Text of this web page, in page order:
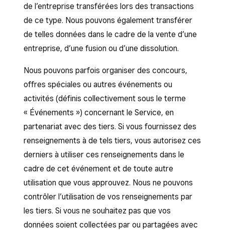
de l’entreprise transférées lors des transactions
de ce type. Nous pouvons également transférer
de telles données dans le cadre de la vente d’une
entreprise, d’une fusion ou d’une dissolution.
Nous pouvons parfois organiser des concours,
offres spéciales ou autres événements ou
activités (définis collectivement sous le terme
« Événements ») concernant le Service, en
partenariat avec des tiers. Si vous fournissez des
renseignements à de tels tiers, vous autorisez ces
derniers à utiliser ces renseignements dans le
cadre de cet événement et de toute autre
utilisation que vous approuvez. Nous ne pouvons
contrôler l’utilisation de vos renseignements par
les tiers. Si vous ne souhaitez pas que vos
données soient collectées par ou partagées avec